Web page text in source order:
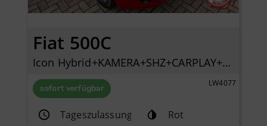
Fiat 500C
Icon Hybrid+KAMERA+SHZ+CARPLAY+KLIMAAUTOMATIK+TEMPOMAT+
sofort verfügbar LW4077
Tageszulassung
Rot